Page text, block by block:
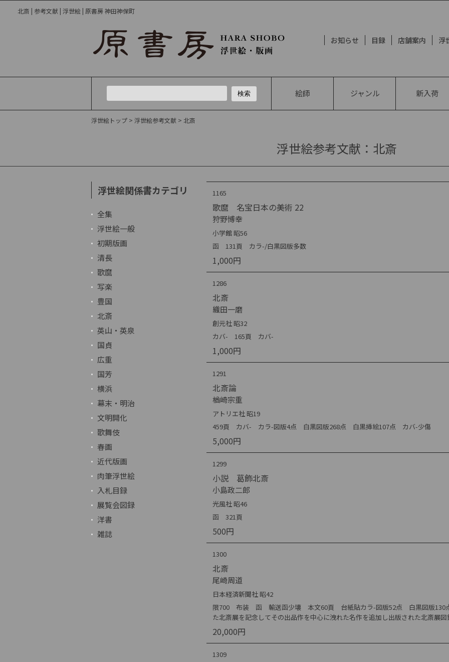
北斎 | 参考文献 | 浮世絵 | 原書房 神田神保町
お知らせ 目録 店舗案内 浮
絵師 ジャンル 新入荷
浮世絵トップ > 浮世絵参考文献 > 北斎
浮世絵参考文献：北斎
1165
歌麿 名宝日本の美術 22
狩野博幸
小学館 昭56
函 131頁 カラ-/白黒図版多数
1,000円
1286
北斎
織田一磨
創元社 昭32
カバ- 165頁 カバ-
1,000円
1291
北斎論
楢崎宗重
アトリエ社 昭19
459頁 カバ- カラ-図版4点 白黒図版268点 白黒挿絵107点 カバ-少傷
5,000円
1299
小説 葛飾北斎
小島政二郎
光風社 昭46
函 321頁
500円
1300
北斎
尾崎周道
日本経済新聞社 昭42
限700 布装 函 輸送函少壊 本文60頁 台紙貼カラ-図版52点 白黒図版130
た北斎展を記念してその出品作を中心に洩れた名作を追加し出版された北斎展図
20,000円
1309
浮世絵関係書カテゴリ
全集
浮世絵一般
初期版画
清長
歌麿
写楽
豊国
北斎
英山・英泉
国貞
広重
国芳
横浜
幕末・明治
文明開化
歌舞伎
春画
近代版画
肉筆浮世絵
入札目録
展覧会図録
洋書
雑誌